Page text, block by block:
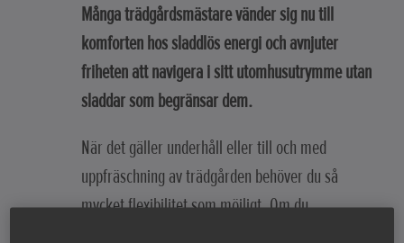
Många trädgårdsmästare vänder sig nu till
komforten hos sladdlös energi och avnjuter
friheten att navigera i sitt utomhusutrymme utan
sladdar som begränsar dem.
När det gäller underhåll eller till och med
uppfräschning av trädgården behöver du så
mycket flexibilitet som möjligt. Om du